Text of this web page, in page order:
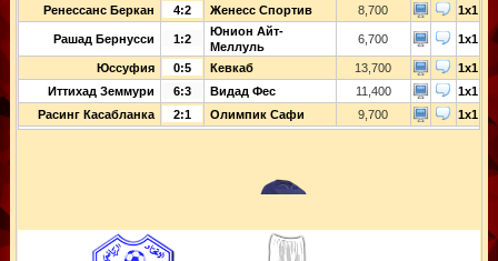
Ренессанс Беркан 4:2 Женесс Спортив 8,700 1x1
Рашад Бернусси 1:2
Юнион Айт-
Меллуль
6,700 1x1
Юссуфия 0:5 Кевкаб 13,700
1x1
Иттихад Земмури
6:3 Видад Фес 11,400
1x1
Расинг Касабланка
2:1 Олимпик Сафи 9,700 1x1